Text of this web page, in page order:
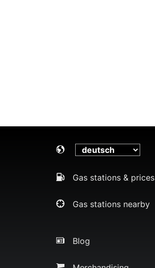
Gas stations & prices
Gas stations nearby
Blog